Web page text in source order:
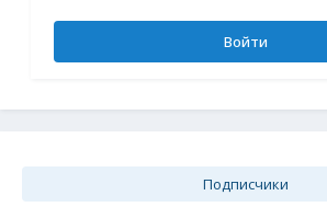
Войти
Подписчики